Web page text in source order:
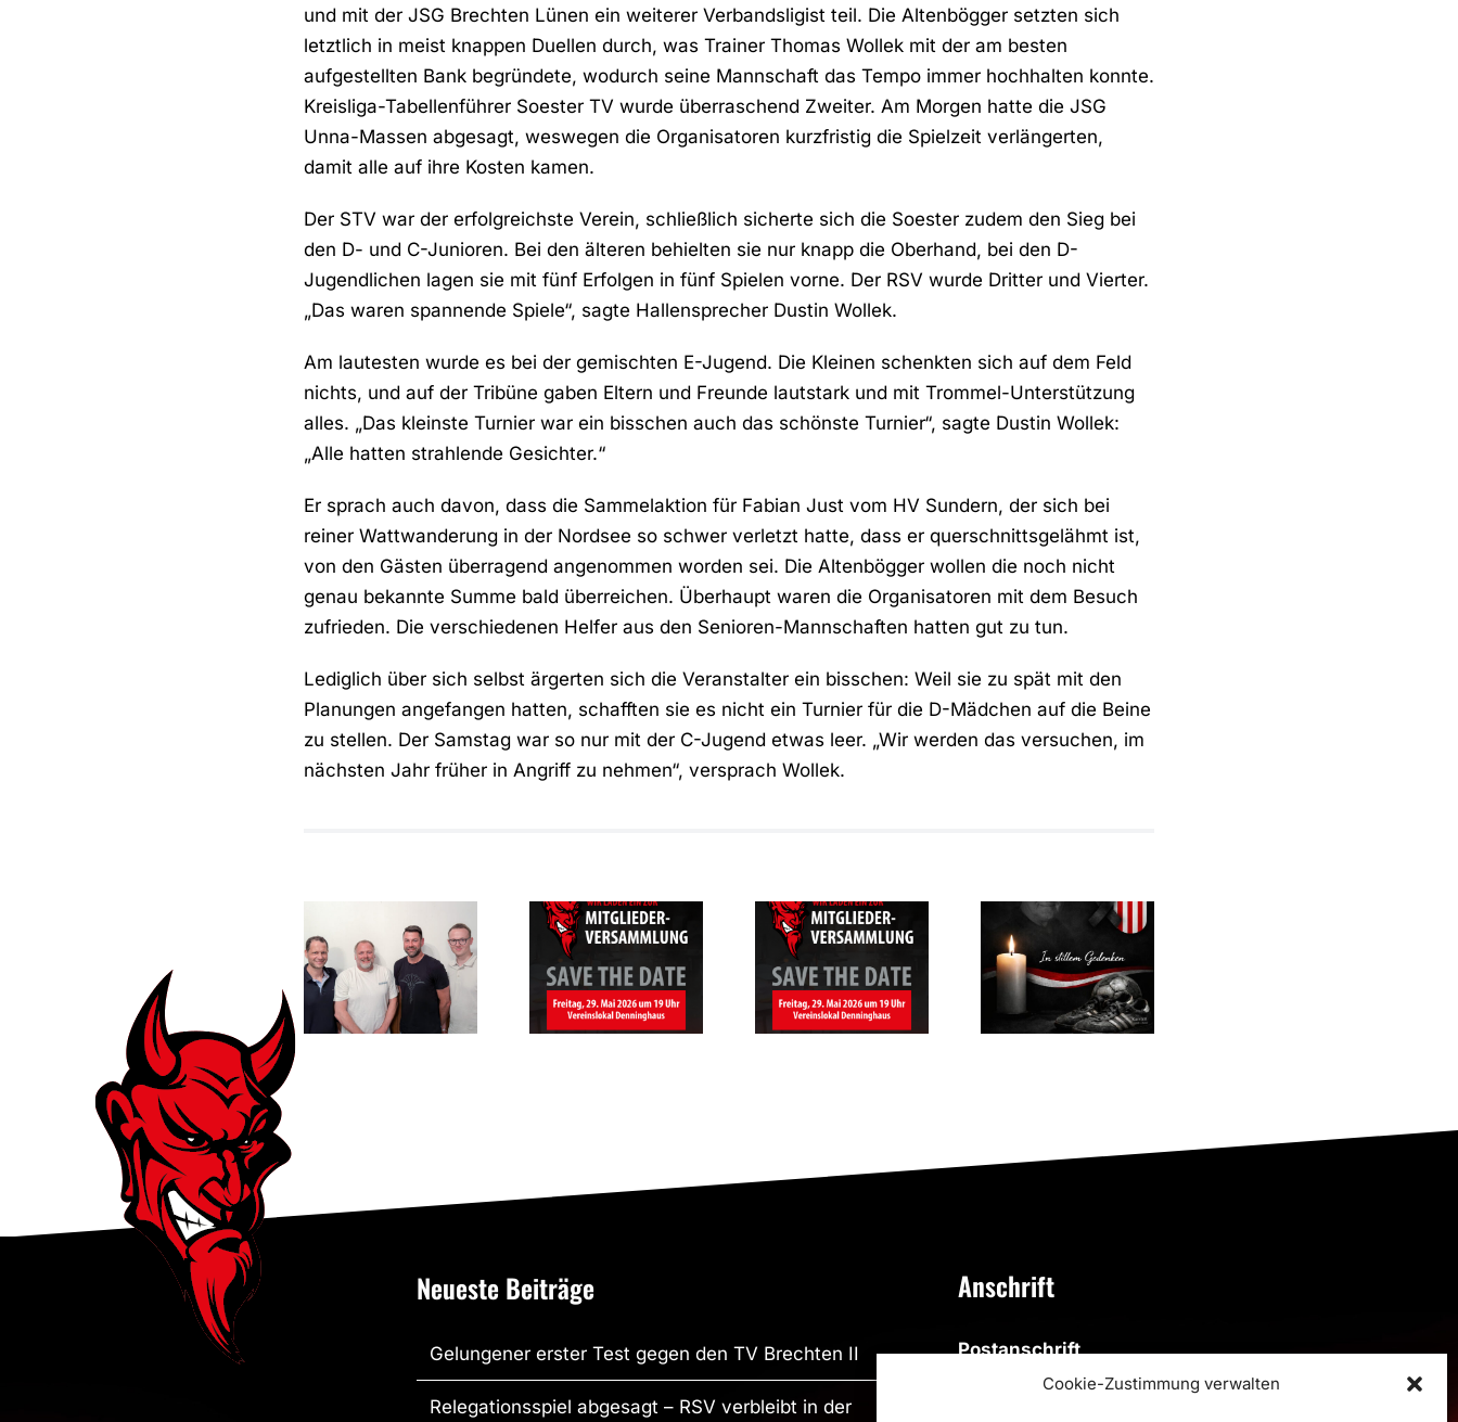
Cookie-Zustimmung verwalten
und mit der JSG Brechten Lünen ein weiterer Verbandsligist teil. Die Altenbögger setzten sich
letztlich in meist knappen Duellen durch, was Trainer Thomas Wollek mit der am besten
aufgestellten Bank begründete, wodurch seine Mannschaft das Tempo immer hochhalten konnte.
Kreisliga-Tabellenführer Soester TV wurde überraschend Zweiter. Am Morgen hatte die JSG
Unna-Massen abgesagt, weswegen die Organisatoren kurzfristig die Spielzeit verlängerten,
damit alle auf ihre Kosten kamen.
Der STV war der erfolgreichste Verein, schließlich sicherte sich die Soester zudem den Sieg bei
den D- und C-Junioren. Bei den älteren behielten sie nur knapp die Oberhand, bei den D-
Jugendlichen lagen sie mit fünf Erfolgen in fünf Spielen vorne. Der RSV wurde Dritter und Vierter.
„Das waren spannende Spiele“, sagte Hallensprecher Dustin Wollek.
Am lautesten wurde es bei der gemischten E-Jugend. Die Kleinen schenkten sich auf dem Feld
nichts, und auf der Tribüne gaben Eltern und Freunde lautstark und mit Trommel-Unterstützung
alles. „Das kleinste Turnier war ein bisschen auch das schönste Turnier“, sagte Dustin Wollek:
„Alle hatten strahlende Gesichter.“
Er sprach auch davon, dass die Sammelaktion für Fabian Just vom HV Sundern, der sich bei
reiner Wattwanderung in der Nordsee so schwer verletzt hatte, dass er querschnittsgelähmt ist,
von den Gästen überragend angenommen worden sei. Die Altenbögger wollen die noch nicht
genau bekannte Summe bald überreichen. Überhaupt waren die Organisatoren mit dem Besuch
zufrieden. Die verschiedenen Helfer aus den Senioren-Mannschaften hatten gut zu tun.
Lediglich über sich selbst ärgerten sich die Veranstalter ein bisschen: Weil sie zu spät mit den
Planungen angefangen hatten, schafften sie es nicht ein Turnier für die D-Mädchen auf die Beine
zu stellen. Der Samstag war so nur mit der C-Jugend etwas leer. „Wir werden das versuchen, im
nächsten Jahr früher in Angriff zu nehmen“, versprach Wollek.
Vorfreude
auf das
Jubiläum
Mitgliederversammlung
des RSV
Altenbögge-
Bönen 1951
e.V.
DATE –
Mitgliederversammlung
des RSV
Altenbögge
Gedenken an
Karsten
Schilling
(1959–
Neueste Beiträge
Gelungener erster Test gegen den TV Brechten II
Relegationsspiel abgesagt – RSV verbleibt in der
Anschrift
Postanschrift
RSV Altenbögge-Bönen 1951 e.V.